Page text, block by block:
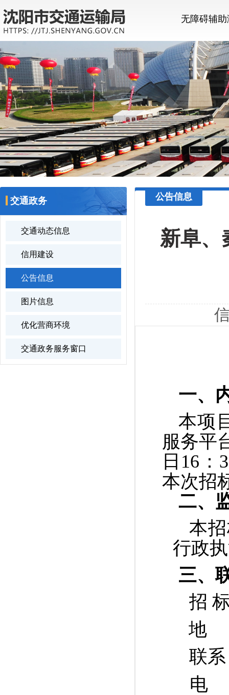
无障碍辅
交通政务
交通动态信息
信用建设
公告信息
图片信息
优化营商环境
交通政务服务窗口
公告信息
新阜、
一、
本项
服务平
日 16：
本次招
二、
本
行政
三、
招
地
联系
电